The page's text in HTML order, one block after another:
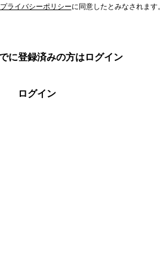
プライバシーポリシーに同意したとみなされます。
に登録済みの方はログイン
ログイン